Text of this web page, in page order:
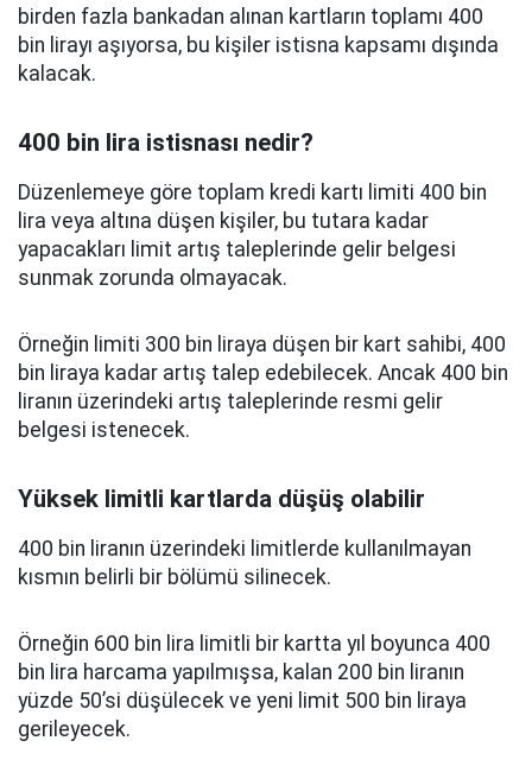
birden fazla bankadan alınan kartların toplamı 400
bin lirayı aşıyorsa, bu kişiler istisna kapsamı dışında
kalacak.
400 bin lira istisnası nedir?
Düzenlemeye göre toplam kredi kartı limiti 400 bin
lira veya altına düşen kişiler, bu tutara kadar
yapacakları limit artış taleplerinde gelir belgesi
sunmak zorunda olmayacak.
Örneğin limiti 300 bin liraya düşen bir kart sahibi, 400
bin liraya kadar artış talep edebilecek. Ancak 400 bin
liranın üzerindeki artış taleplerinde resmi gelir
belgesi istenecek.
Yüksek limitli kartlarda düşüş olabilir
400 bin liranın üzerindeki limitlerde kullanılmayan
kısmın belirli bir bölümü silinecek.
Örneğin 600 bin lira limitli bir kartta yıl boyunca 400
bin lira harcama yapılmışsa, kalan 200 bin liranın
yüzde 50’si düşülecek ve yeni limit 500 bin liraya
gerileyecek.